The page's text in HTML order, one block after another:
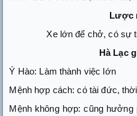
Lược
Xe lớn để chở, có sự
Hà Lạc
Ý Hào: Làm thành việc lớn
Mệnh hợp cách: có tài đức,
Mệnh không hợp: cũng